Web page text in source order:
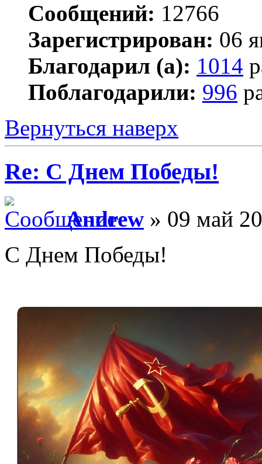
Сообщений: 12766
Зарегистрирован: 06
Благодарил (а): 1014
Поблагодарили: 996
Вернуться наверх
Re: С Днем Победы!
Andrew » 09 май
С Днем Победы!